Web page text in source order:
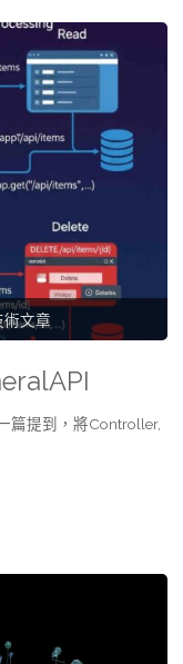
術文章
篇提到，將Controller,